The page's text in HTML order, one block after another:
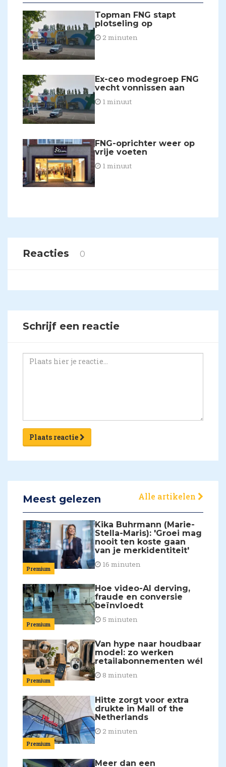
Topman FNG stapt
plotseling op
2 minuten
Ex-ceo modegroep FNG
vecht vonnissen aan
1 minuut
FNG-oprichter weer op
vrije voeten
1 minuut
Reacties 0
Schrijf een reactie
Plaats reactie
Meest gelezen Alle artikelen
Premium
Kika Buhrmann (Marie-
Stella-Maris): 'Groei mag
nooit ten koste gaan
van je merkidentiteit'
16 minuten
Premium
Hoe video-AI derving,
fraude en conversie
beïnvloedt
5 minuten
Premium
Van hype naar houdbaar
model: zo werken
retailabonnementen wél
8 minuten
Premium
Hitte zorgt voor extra
drukte in Mall of the
Netherlands
2 minuten
Meer dan een